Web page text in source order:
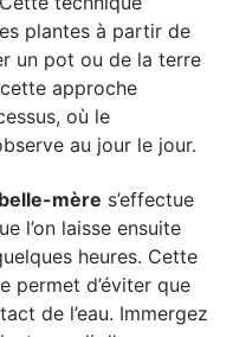
plantes à partir de
un pot ou de la terre
approche
où le
au jour le jour.
mère s’effectue
l’on laisse ensuite
heures. Cette
permet d’éviter que
de l’eau. Immergez